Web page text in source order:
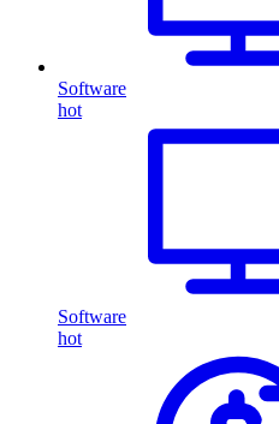
Software
hot
Software
hot